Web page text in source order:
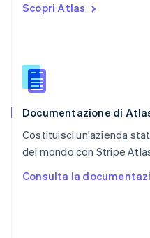
Scopri Atlas
Documentazione di
Costituisci un'azienda
del mondo con Stripe
Consulta la
English
English
Slovacchia
Slovenia
Spagna
Español English
English Español简体中文